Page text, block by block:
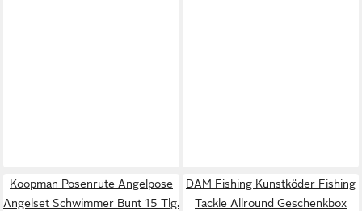
Koopman Posenrute Angelpose
Angelset Schwimmer Bunt 15 Tlg.
DAM Fishing Kunstköder Fishing
Tackle Allround Geschenkbox